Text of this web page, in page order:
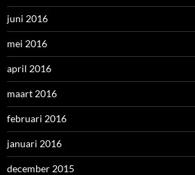
juni 2016
mei 2016
april 2016
maart 2016
februari 2016
januari 2016
december 2015